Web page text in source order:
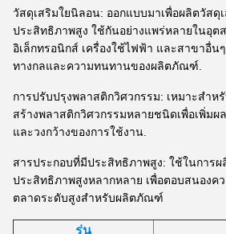
วัสดุเสริมใยนิลอน: ออกแบบมาเพื่อผลิตวัสดุ
ประสิทธิภาพสูง ใช้กันอย่างแพร่หลายในอุต
อิเล็กทรอนิกส์ เครื่องใช้ไฟฟ้า และสาขาอื่
ทางกลและความทนทานของผลิตภัณฑ์.
การปรับปรุงพลาสติกวิศวกรรม: เหมาะสําห
สร้างพลาสติกวิศวกรรมหลายชนิดเพื่อเพิ่มผ
และวงกว้างของการใช้งาน.
สารประกอบที่มีประสิทธิภาพสูง: ใช้ในการ
ประสิทธิภาพสูงหลากหลาย เพื่อตอบสนองค
ตลาดระดับสูงสําหรับผลิตภัณฑ์
รุ่น